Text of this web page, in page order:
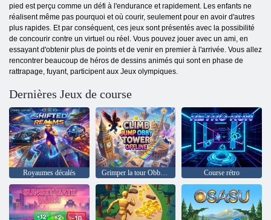
pied est perçu comme un défi à l'endurance et rapidement. Les enfants ne
réalisent même pas pourquoi et où courir, seulement pour en avoir d'autres
plus rapides. Et par conséquent, ces jeux sont présentés avec la possibilité
de concourir contre un virtuel ou réel. Vous pouvez jouer avec un ami, en
essayant d'obtenir plus de points et de venir en premier à l'arrivée. Vous allez
rencontrer beaucoup de héros de dessins animés qui sont en phase de
rattrapage, fuyant, participent aux Jeux olympiques.
Dernières Jeux de course
Royaumes décalés Grimper la tour Obby hors ligne Course rétro